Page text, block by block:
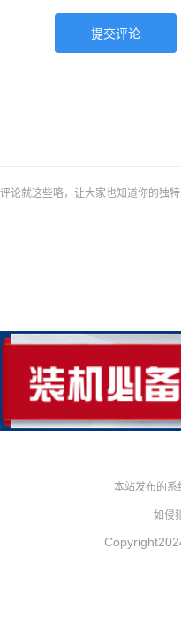
评论就这些咯，让大家也知道你的独
本站发布的系
如侵